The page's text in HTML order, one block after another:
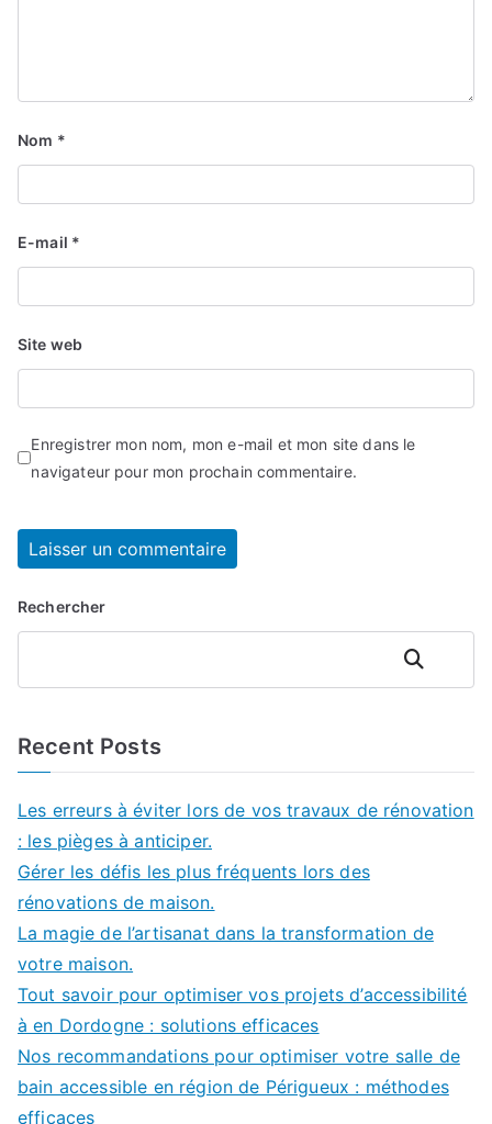
Nom *
E-mail *
Site web
Enregistrer mon nom, mon e-mail et mon site dans le
navigateur pour mon prochain commentaire.
Rechercher
Rechercher
Recent Posts
Les erreurs à éviter lors de vos travaux de rénovation
: les pièges à anticiper.
Gérer les défis les plus fréquents lors des
rénovations de maison.
La magie de l’artisanat dans la transformation de
votre maison.
Tout savoir pour optimiser vos projets d’accessibilité
à en Dordogne : solutions efficaces
Nos recommandations pour optimiser votre salle de
bain accessible en région de Périgueux : méthodes
efficaces